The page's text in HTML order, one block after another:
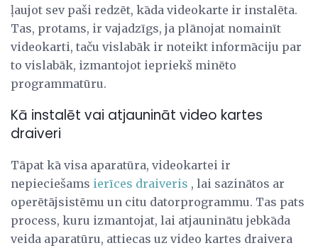
ļaujot sev paši redzēt, kāda videokarte ir instalēta.
Tas, protams, ir vajadzīgs, ja plānojat nomainīt
videokarti, taču vislabāk ir noteikt informāciju par
to vislabāk, izmantojot iepriekš minēto
programmatūru.
Kā instalēt vai atjaunināt video kartes
draiveri
Tāpat kā visa aparatūra, videokartei ir
nepieciešams ierīces draiveris , lai sazinātos ar
operētājsistēmu un citu datorprogrammu. Tas pats
process, kuru izmantojat, lai atjauninātu jebkāda
veida aparatūru, attiecas uz video kartes draivera